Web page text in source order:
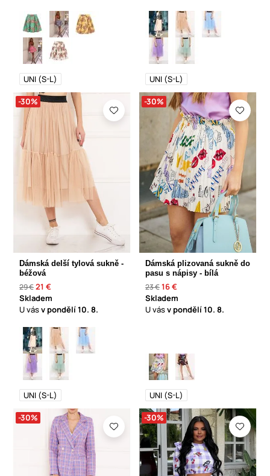
UNI (S-L) UNI (S-L)
-30%
Dámská delší tylová sukně -
béžová
29 €21 €
Skladem
U vásv pondělí10. 8.
UNI (S-L)
-30%
Dámská plizovaná sukně do
pasu s nápisy - bílá
23 €16 €
Skladem
U vásv pondělí10. 8.
UNI (S-L)
-30% -30%